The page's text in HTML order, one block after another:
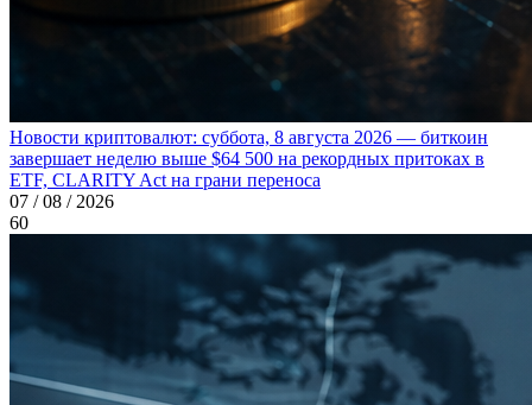
Новости криптовалют: суббота, 8 августа 2026 — биткоин
завершает неделю выше $64 500 на рекордных притоках в
ETF, CLARITY Act на грани переноса
07 / 08 / 2026
60